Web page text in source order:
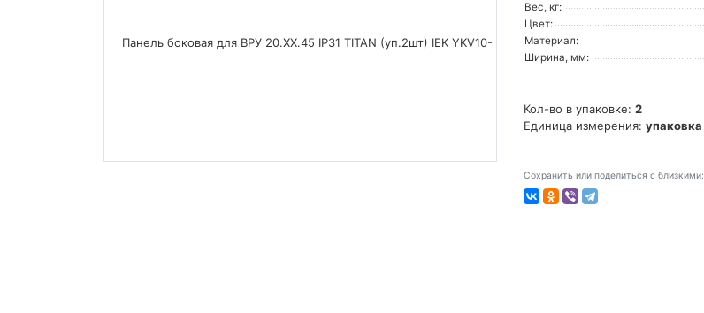
Вес, кг:
Цвет:
Материал:
Ширина, мм:
Кол-во в упаковке: 2
Единица измерения: упаковка
Сохранить или поделиться с близкими: